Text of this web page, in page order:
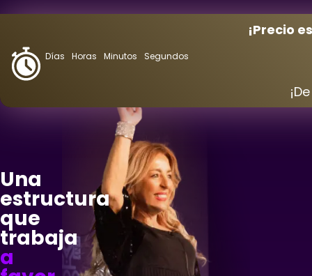
Días Horas Minutos Segundos
¡Precio
Una
estructura
que
trabaja
a